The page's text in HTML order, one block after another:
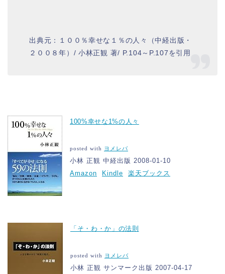
出典元：１００％幸せな１％の人々（中経出版・
２００８年）/ 小林正観 著/ P.104～P.107を引用
100%幸せな1%の人々
posted with ヨメレバ
小林 正観 中経出版 2008-01-10
Amazon
Kindle 楽天ブックス
「そ・わ・か」の法則
posted with ヨメレバ
小林 正観 サンマーク出版 2007-04-17